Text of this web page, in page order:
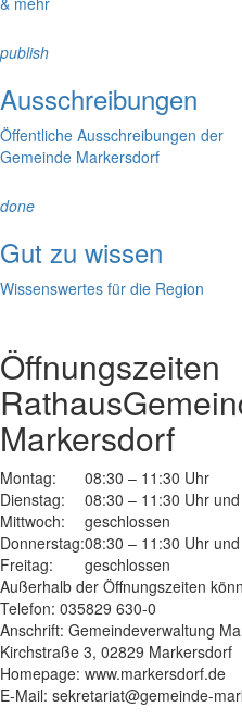
publish
Ausschreibungen
Öffentliche Ausschreibungen der
Gemeinde Markersdorf
done
Gut zu wissen
Wissenswertes für die Region
Öffnungszeiten
Rathaus
Markersdorf
Montag:
08:30 – 11:30 Uhr
Dienstag:
08:30 – 11:30 Uhr
Mittwoch:
geschlossen
Donnerstag:08:30 – 11:30 Uhr
Freitag:
geschlossen
Außerhalb der Öffnungszeiten
Telefon: 035829 630-0
Anschrift: Gemeindeverwaltung
Kirchstraße 3, 02829 Markersdorf
Homepage: www.markersdorf.de
E-Mail: sekretariat@gemeinde-